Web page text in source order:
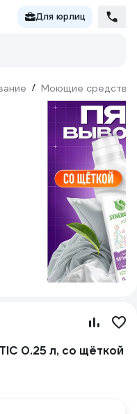
Для юрлиц
/ Моющие средства
0.25 л, со щёткой